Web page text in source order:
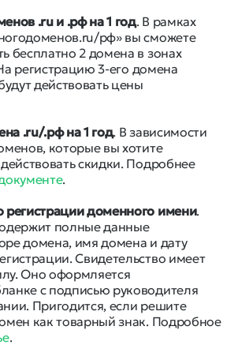
.ru и .рф на 1 год. В рамках
рф» вы сможете
бесплатно 2 домена в зонах
регистрацию 3-его домена
действовать цены
.ru/.рф на 1 год. В зависимости
которые вы хотите
скидки. Подробнее
.
регистрации доменного имени.
полные данные
домена, имя домена и дату
Свидетельство имеет
Оно оформляется
с подписью руководителя
Пригодится, если решите
как товарный знак. Подробное
.